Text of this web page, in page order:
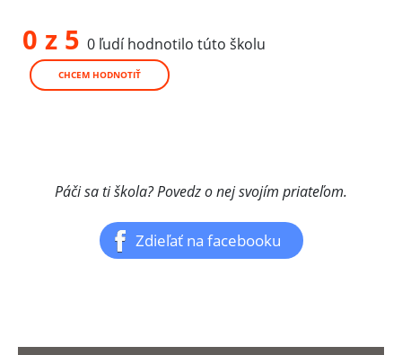
0 z 5 0 ľudí hodnotilo túto školu
CHCEM HODNOTIŤ
Páči sa ti škola? Povedz o nej svojím priateľom.
Zdieľať na facebooku